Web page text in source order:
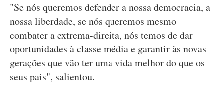
"Se nós queremos defender a nossa democracia, a
nossa liberdade, se nós queremos mesmo
combater a extrema-direita, nós temos de dar
oportunidades à classe média e garantir às novas
gerações que vão ter uma vida melhor do que os
seus pais", salientou.